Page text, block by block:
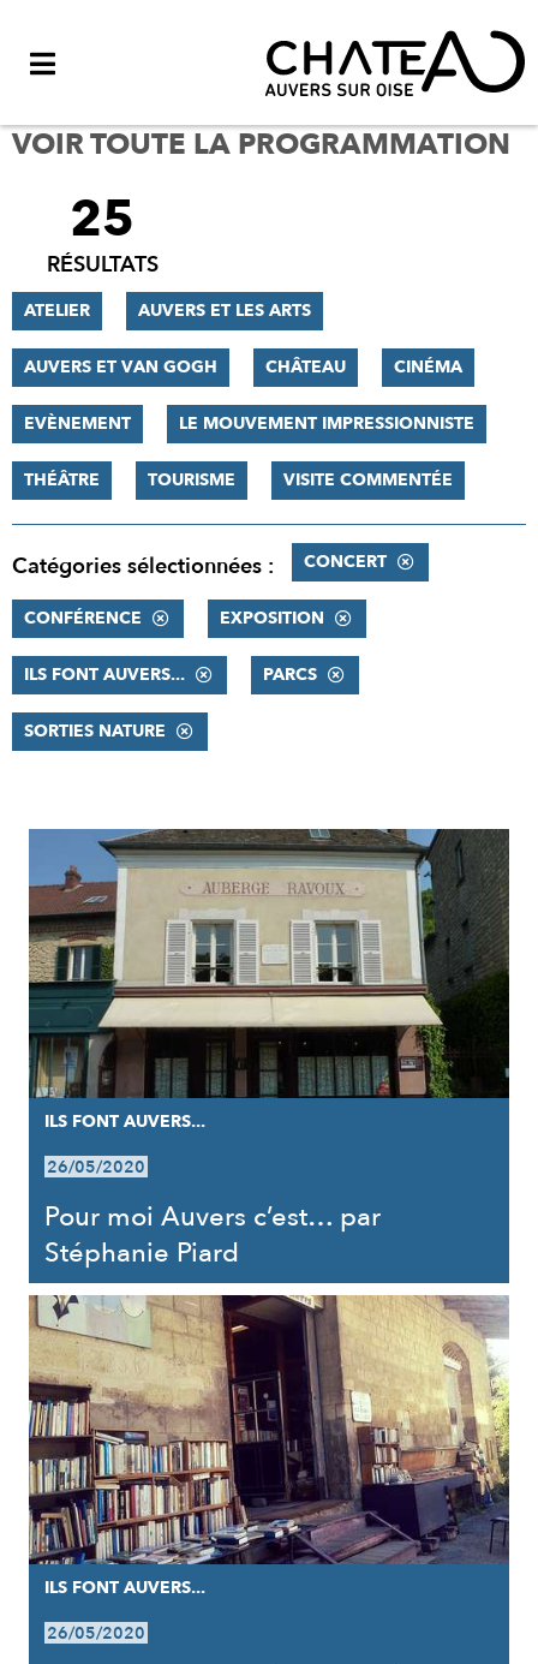
VOIR TOUTE LA PROGRAMMATION
FILTRER
RÉSULTATS
25
RÉSULTATS
ATELIER AUVERS ET LES ARTS
AUVERS ET VAN GOGH CHÂTEAU CINÉMA
EVÈNEMENT LE MOUVEMENT IMPRESSIONNISTE
THÉÂTRE TOURISME VISITE COMMENTÉE
Catégories sélectionnées : CONCERT
CONFÉRENCE EXPOSITION
ILS FONT AUVERS... PARCS
SORTIES NATURE
RÉSULTATS
ILS FONT AUVERS...
26/05/2020
Pour moi Auvers c’est… par
Stéphanie Piard
ILS FONT AUVERS...
26/05/2020